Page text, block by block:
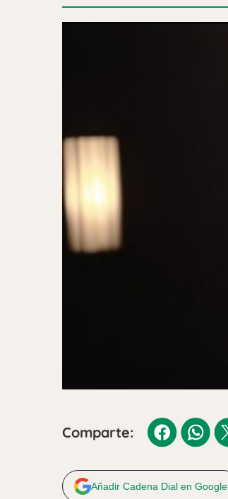
Comparte:
Añadir Cadena Dial en Google